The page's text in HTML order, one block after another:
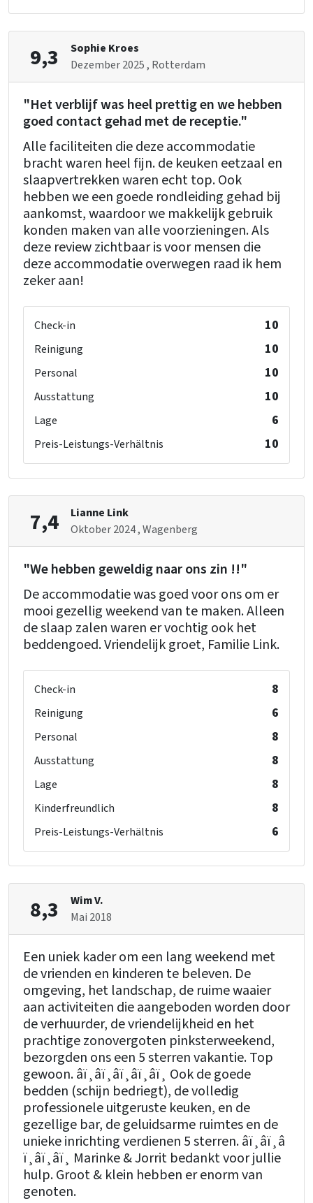
Bett: 68
Schlafzimmer: 11
Kindereinrichtungen
Kinderstuhl: 4
Laufstall: 0
Dusche: 5
Badezimmer 4
Dusche: 5
Etage 1
Badezimmer 5
Toilette: 2
9,3
Sophie Kroes
Dezember 2025, Rotterdam
"Het verblijf was heel prettig en we hebben
goed contact gehad met de receptie."
Alle faciliteiten die deze accommodatie
bracht waren heel fijn. de keuken eetzaal en
slaapvertrekken waren echt top. Ook
hebben we een goede rondleiding gehad bij
aankomst, waardoor we makkelijk gebruik
konden maken van alle voorzieningen. Als
deze review zichtbaar is voor mensen die
deze accommodatie overwegen raad ik hem
zeker aan!
Check-in 10
Reinigung 10
Personal 10
Ausstattung 10
Lage 6
Preis-Leistungs-Verhältnis 10
7,4
Lianne Link
Oktober 2024, Wagenberg
"We hebben geweldig naar ons zin !!"
De accommodatie was goed voor ons om er
mooi gezellig weekend van te maken. Alleen
de slaap zalen waren er vochtig ook het
beddengoed. Vriendelijk groet, Familie Link.
Check-in 8
Reinigung 6
Personal 8
Ausstattung 8
Lage 8
Kinderfreundlich 8
Preis-Leistungs-Verhältnis 6
8,3
Wim V.
Mai 2018
Een uniek kader om een lang weekend met
de vrienden en kinderen te beleven. De
omgeving, het landschap, de ruime waaier
aan activiteiten die aangeboden worden door
de verhuurder, de vriendelijkheid en het
prachtige zonovergoten pinksterweekend,
bezorgden ons een 5 sterren vakantie. Top
gewoon. â­ï¸â­ï¸â­ï¸â­ï¸â­ï¸ Ook de goede
bedden (schijn bedriegt), de volledig
professionele uitgeruste keuken, en de
gezellige bar, de geluidsarme ruimtes en de
unieke inrichting verdienen 5 sterren. â­ï¸â­ï¸â­
ï¸â­ï¸â­ï¸ Marinke & Jorrit bedankt voor jullie
hulp. Groot & klein hebben er enorm van
genoten.